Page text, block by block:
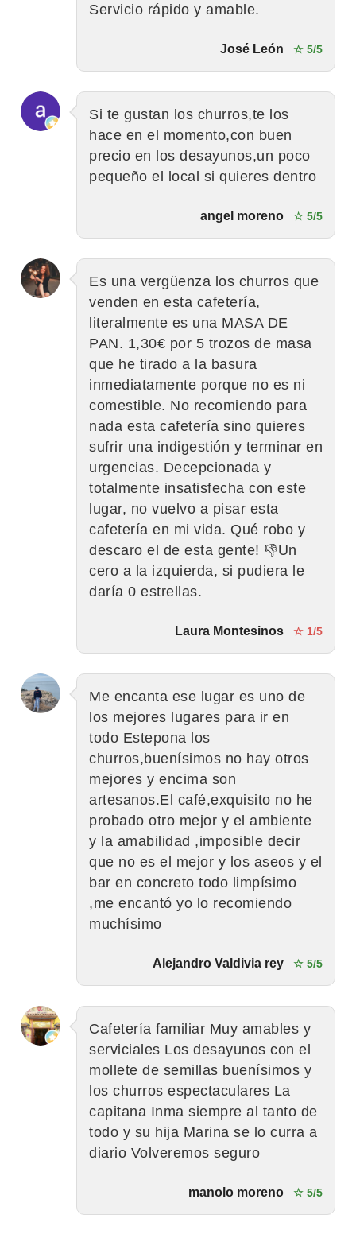
Servicio rápido y amable.
José León ☆ 5/5
Si te gustan los churros,te los
hace en el momento,con buen
precio en los desayunos,un poco
pequeño el local si quieres dentro
angel moreno ☆ 5/5
Es una vergüenza los churros que
venden en esta cafetería,
literalmente es una MASA DE
PAN. 1,30€ por 5 trozos de masa
que he tirado a la basura
inmediatamente porque no es ni
comestible. No recomiendo para
nada esta cafetería sino quieres
sufrir una indigestión y terminar en
urgencias. Decepcionada y
totalmente insatisfecha con este
lugar, no vuelvo a pisar esta
cafetería en mi vida. Qué robo y
descaro el de esta gente! 👎Un
cero a la izquierda, si pudiera le
daría 0 estrellas.
Laura Montesinos ☆ 1/5
Me encanta ese lugar es uno de
los mejores lugares para ir en
todo Estepona los
churros,buenísimos no hay otros
mejores y encima son
artesanos.El café,exquisito no he
probado otro mejor y el ambiente
y la amabilidad ,imposible decir
que no es el mejor y los aseos y el
bar en concreto todo limpísimo
,me encantó yo lo recomiendo
muchísimo
Alejandro Valdivia rey ☆ 5/5
Cafetería familiar Muy amables y
serviciales Los desayunos con el
mollete de semillas buenísimos y
los churros espectaculares La
capitana Inma siempre al tanto de
todo y su hija Marina se lo curra a
diario Volveremos seguro
manolo moreno ☆ 5/5